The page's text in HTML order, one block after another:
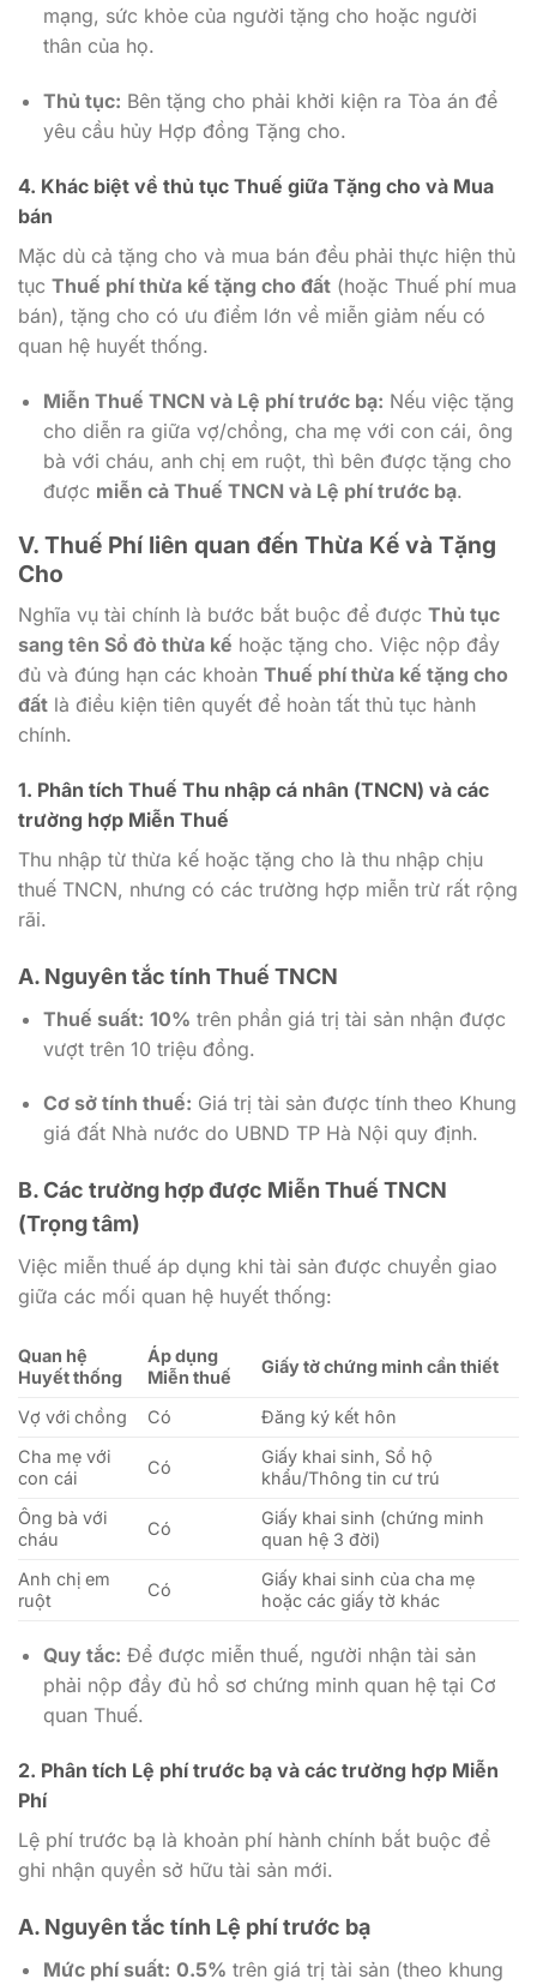
mạng, sức khỏe của người tặng cho hoặc người
thân của họ.
Thủ tục: Bên tặng cho phải khởi kiện ra Tòa án để
yêu cầu hủy Hợp đồng Tặng cho.
4. Khác biệt về thủ tục Thuế giữa Tặng cho và Mua
bán
Mặc dù cả tặng cho và mua bán đều phải thực hiện thủ
tục Thuế phí thừa kế tặng cho đất (hoặc Thuế phí mua
bán), tặng cho có ưu điểm lớn về miễn giảm nếu có
quan hệ huyết thống.
Miễn Thuế TNCN và Lệ phí trước bạ: Nếu việc tặng
cho diễn ra giữa vợ/chồng, cha mẹ với con cái, ông
bà với cháu, anh chị em ruột, thì bên được tặng cho
được miễn cả Thuế TNCN và Lệ phí trước bạ.
V. Thuế Phí liên quan đến Thừa Kế và Tặng
Cho
Nghĩa vụ tài chính là bước bắt buộc để được Thủ tục
sang tên Sổ đỏ thừa kế hoặc tặng cho. Việc nộp đầy
đủ và đúng hạn các khoản Thuế phí thừa kế tặng cho
đất là điều kiện tiên quyết để hoàn tất thủ tục hành
chính.
1. Phân tích Thuế Thu nhập cá nhân (TNCN) và các
trường hợp Miễn Thuế
Thu nhập từ thừa kế hoặc tặng cho là thu nhập chịu
thuế TNCN, nhưng có các trường hợp miễn trừ rất rộng
rãi.
A. Nguyên tắc tính Thuế TNCN
Thuế suất: 10% trên phần giá trị tài sản nhận được
vượt trên 10 triệu đồng.
Cơ sở tính thuế: Giá trị tài sản được tính theo Khung
giá đất Nhà nước do UBND TP Hà Nội quy định.
B. Các trường hợp được Miễn Thuế TNCN
(Trọng tâm)
Việc miễn thuế áp dụng khi tài sản được chuyển giao
giữa các mối quan hệ huyết thống:
Quan hệ
Huyết thống
Áp dụng
Miễn thuế
Giấy tờ chứng minh cần thiết
Vợ với chồng Có
Đăng ký kết hôn
Cha mẹ với
con cái
Có
Giấy khai sinh, Sổ hộ
khẩu/Thông tin cư trú
Ông bà với
cháu
Có
Giấy khai sinh (chứng minh
quan hệ 3 đời)
Anh chị em
ruột
Có
Giấy khai sinh của cha mẹ
hoặc các giấy tờ khác
Quy tắc: Để được miễn thuế, người nhận tài sản
phải nộp đầy đủ hồ sơ chứng minh quan hệ tại Cơ
quan Thuế.
2. Phân tích Lệ phí trước bạ và các trường hợp Miễn
Phí
Lệ phí trước bạ là khoản phí hành chính bắt buộc để
ghi nhận quyền sở hữu tài sản mới.
A. Nguyên tắc tính Lệ phí trước bạ
Mức phí suất: 0.5% trên giá trị tài sản (theo khung